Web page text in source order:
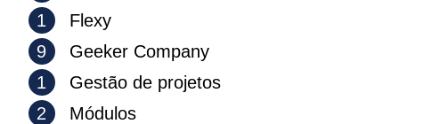
1
Flexy
9
Geeker Company
1
Gestão de projetos
2
Módulos